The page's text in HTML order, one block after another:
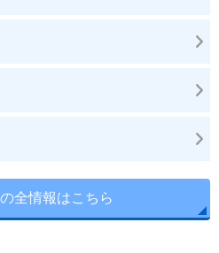
全情報はこちら